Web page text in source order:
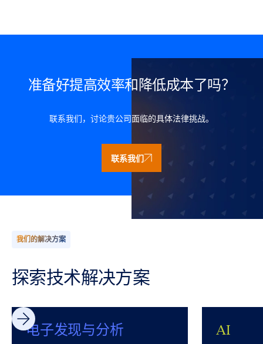
准备好提高效率和降低成本了吗？
联系我们，讨论贵公司面临的具体法律挑战。
联系我们
我们的解决方案
探索技术解决方案
电子发现与分析 AI